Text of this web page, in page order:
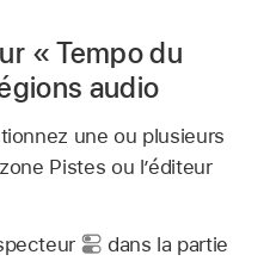
« Tempo du
audio
une ou plusieurs
Pistes ou l’éditeur
dans la partie